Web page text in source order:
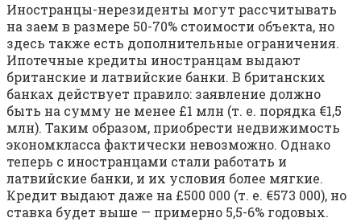
Иностранцы-нерезиденты могут рассчитывать
на заем в размере 50-70% стоимости объекта, но
здесь также есть дополнительные ограничения.
Ипотечные кредиты иностранцам выдают
британские и латвийские банки. В британских
банках действует правило: заявление должно
быть на сумму не менее £1 млн (т. е. порядка €1,5
млн). Таким образом, приобрести недвижимость
экономкласса фактически невозможно. Однако
теперь с иностранцами стали работать и
латвийские банки, и их условия более мягкие.
Кредит выдают даже на £500 000 (т. е. €573 000), но
ставка будет выше — примерно 5,5-6% годовых.